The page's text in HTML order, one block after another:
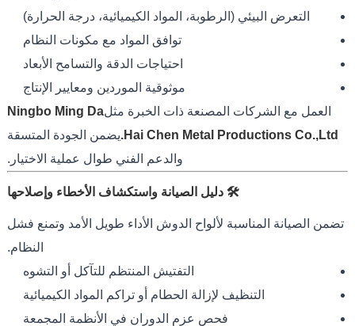
التعرض البيئي (الرطوبة، المواد الكيميائية، درجة الحرارة)
توافق المواد مع مكونات النظام
احتياجات الدقة والتسامح الأبعاد
موثوقية الموردين ومعايير الإنتاج
العمل مع الشركات المصنعة ذات الخبرة مثلNingbo Ming Da
Hai Chen Metal Productions Co.,Ltd. يضمن الجودة المتسقة
والدعم الفني طوال عملية الاختيار.
🛠️ دليل الصيانة واستكشاف الأخطاء وإصلاحها
تضمن الصيانة المناسبة لألواح الدوش الأداء طويل الأمد وتمنع فشل
النظام.
التفتيش المنتظم للتآكل أو التشوه
التنظيف لإزالة الحطام أو تراكم المواد الكيميائية
فحص عزم الدوران في الأنظمة المجمعة